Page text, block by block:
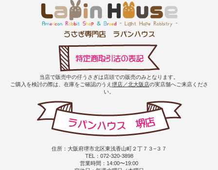
当店で販売中の仔うさぎは店頭での販売のみとなります。
ご購入を検討の際は、在庫をご確認のうえ 堺店／北大阪店の実店舗へご来店くださ
い。
住所：大阪府堺市北区東浅香山町２丁７３−３７
TEL：072-320-3898
営業時間：14:00〜19:00